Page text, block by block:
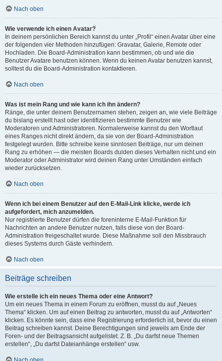
Nach oben
Wie verwende ich einen Avatar?
In deinem persönlichen Bereich kannst du unter „Profil“ einen Avatar über eine
der folgenden vier Methoden hinzufügen: Gravatar, Galerie, Remote oder
Hochladen. Die Board-Administration kann bestimmen, ob und wie die
Benutzer Avatare benutzen können. Wenn du keinen Avatar benutzen kannst,
solltest du die Board-Administration kontaktieren.
Nach oben
Was ist mein Rang und wie kann ich ihn ändern?
Ränge, die unter deinem Benutzernamen stehen, zeigen an, wie viele Beiträge
du bislang erstellt hast oder identifizieren bestimmte Benutzer wie
Moderatoren und Administratoren. Normalerweise kannst du den Wortlaut
eines Ranges nicht direkt ändern, da sie von der Board-Administration
festgelegt wurden. Bitte schreibe keine sinnlosen Beiträge, nur um deinen
Rang zu erhöhen — die meisten Boards dulden dieses Verhalten nicht und ein
Moderator oder Administrator wird deinen Rang unter Umständen einfach
wieder zurücksetzen.
Nach oben
Wenn ich bei einem Benutzer auf den E-Mail-Link klicke, werde ich
aufgefordert, mich anzumelden.
Nur registrierte Benutzer dürfen die foreninterne E-Mail-Funktion für
Nachrichten an andere Benutzer nutzen, falls diese von der Board-
Administration freigeschaltet wurde. Diese Maßnahme soll den Missbrauch
dieses Systems durch Gäste verhindern.
Nach oben
Beiträge schreiben
Wie erstelle ich ein neues Thema oder eine Antwort?
Um ein neues Thema in einem Forum zu eröffnen, musst du auf „Neues
Thema“ klicken. Um auf einen Beitrag zu antworten, musst du auf „Antworten“
klicken. Es könnte sein, dass eine Registrierung erforderlich ist, bevor du einen
Beitrag schreiben kannst. Deine Berechtigungen sind jeweils am Ende der
Foren- und der Beitragsansicht aufgelistet. Z. B. „Du darfst neue Themen
erstellen“, „Du darfst Dateianhänge erstellen“ usw.